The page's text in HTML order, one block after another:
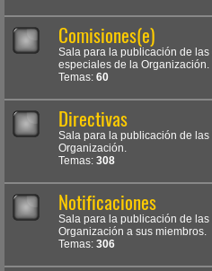
Comisiones(e)
Sala para la publicación de
especiales de la Organización.
Temas: 60
Directivas
Sala para la publicación de
Organización.
Temas: 308
Notificaciones
Sala para la publicación de
Organización a sus miembros.
Temas: 306